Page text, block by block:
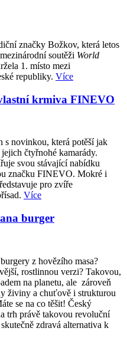
značky Božkov, která letos
soutěži World
1. místo mezi
republiky. Více
krmiva FINEVO
s novinkou, která potěší jak
čtyřnohé kamarády.
svou stávající nabídku
značku FINEVO. Mokré i
pro zvíře
Více
burger
z hovězího masa?
rostlinnou verzi? Takovou,
na planetu, ale zároveň
živiny a chuťově i strukturou
se na co těšit! Český
trh právě takovou revoluční
zdravá alternativa k